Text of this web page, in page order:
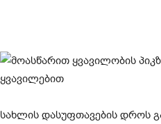
სახლის დასუფთავების დროს